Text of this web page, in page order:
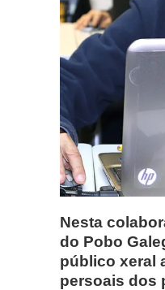
Nesta
do Pobo
público xeral
persoais dos